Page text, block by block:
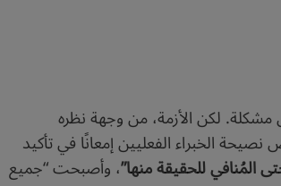
مشكلة. لكن الأزمة، من وجهة نظره
نصيحة الخبراء الفعليين إمعانًا في تأكيد
المُنافي للحقيقة منها”، وأصبحت “جميع